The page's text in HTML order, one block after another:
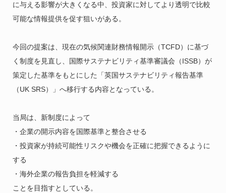
に与える影響が大きくなる中、投資家に対してより透明で比較
可能な情報提供を促す狙いがある。
今回の提案は、現在の気候関連財務情報開示（TCFD）に基づ
く制度を見直し、国際サステナビリティ基準審議会（ISSB）が
策定した基準をもとにした「英国サステナビリティ報告基準
（UK SRS）」へ移行する内容となっている。
当局は、新制度によって
・企業の開示内容を国際基準と整合させる
・投資家が持続可能性リスクや機会を正確に把握できるように
する
・海外企業の報告負担を軽減する
ことを目指すとしている。